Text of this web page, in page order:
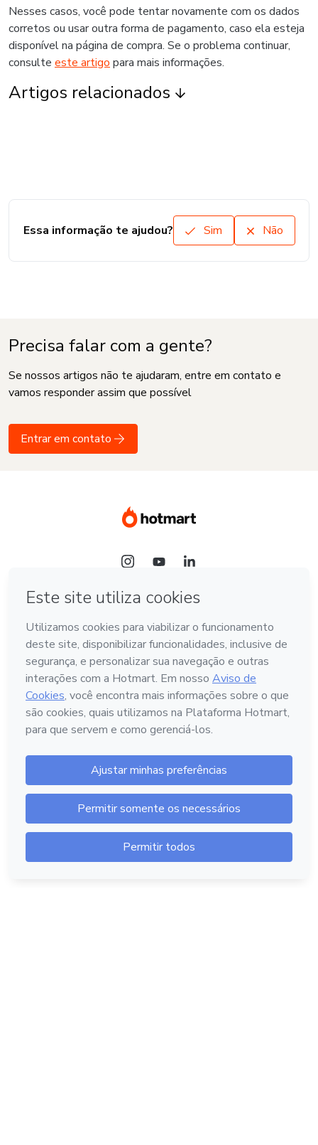
Nesses casos, você pode tentar novamente com os dados
corretos ou usar outra forma de pagamento, caso ela esteja
disponível na página de compra. Se o problema continuar,
consulte este artigo para mais informações.
Artigos relacionados
Essa informação te ajudou? Sim Não
Precisa falar com a gente?
Se nossos artigos não te ajudaram, entre em contato e
vamos responder assim que possível
Entrar em contato
Idioma
Português - Brasil
Hotmart — 2011-2026 © Todos os direitos reservados